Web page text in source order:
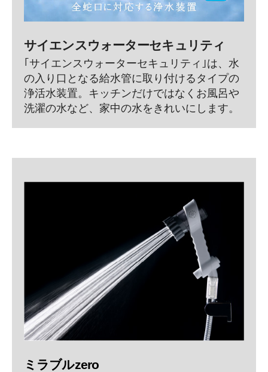
サイエンスウォーターセキュリティ
｢サイエンスウォーターセキュリティ｣は、水
の入り口となる給水管に取り付けるタイプの
浄活水装置。キッチンだけではなくお風呂や
洗濯の水など、家中の水をきれいにします。
ミラブルzero